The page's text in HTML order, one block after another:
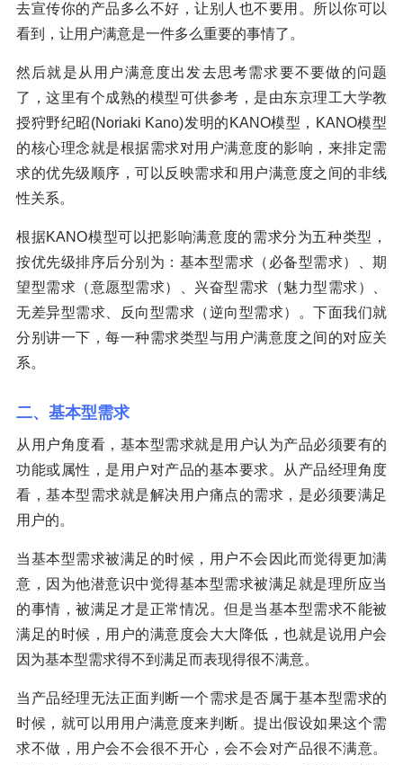
去宣传你的产品多么不好，让别人也不要用。所以你可以
看到，让用户满意是一件多么重要的事情了。
然后就是从用户满意度出发去思考需求要不要做的问题
了，这里有个成熟的模型可供参考，是由东京理工大学教
授狩野纪昭(Noriaki Kano)发明的KANO模型，KANO模型
的核心理念就是根据需求对用户满意度的影响，来排定需
求的优先级顺序，可以反映需求和用户满意度之间的非线
性关系。
根据KANO模型可以把影响满意度的需求分为五种类型，
按优先级排序后分别为：基本型需求（必备型需求）、期
望型需求（意愿型需求）、兴奋型需求（魅力型需求）、
无差异型需求、反向型需求（逆向型需求）。下面我们就
分别讲一下，每一种需求类型与用户满意度之间的对应关
系。
二、基本型需求
从用户角度看，基本型需求就是用户认为产品必须要有的
功能或属性，是用户对产品的基本要求。从产品经理角度
看，基本型需求就是解决用户痛点的需求，是必须要满足
用户的。
当基本型需求被满足的时候，用户不会因此而觉得更加满
意，因为他潜意识中觉得基本型需求被满足就是理所应当
的事情，被满足才是正常情况。但是当基本型需求不能被
满足的时候，用户的满意度会大大降低，也就是说用户会
因为基本型需求得不到满足而表现得很不满意。
当产品经理无法正面判断一个需求是否属于基本型需求的
时候，就可以用用户满意度来判断。提出假设如果这个需
求不做，用户会不会很不开心，会不会对产品很不满意。